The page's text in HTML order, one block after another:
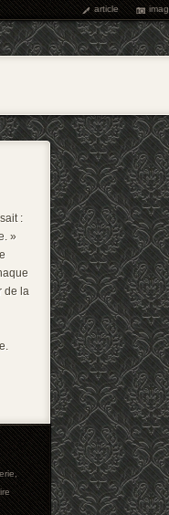
article
:
»
de la
,